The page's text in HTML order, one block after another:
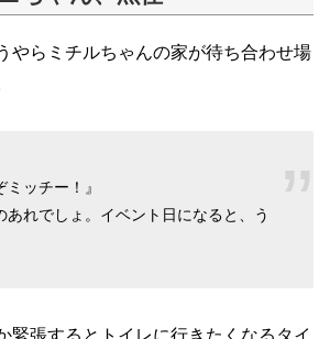
やらミチルちゃんの家が待ち合わせ場
ミッチー！』
あれでしょ。イベント日になると、う
緊張するとトイレに行きたくなるタイ